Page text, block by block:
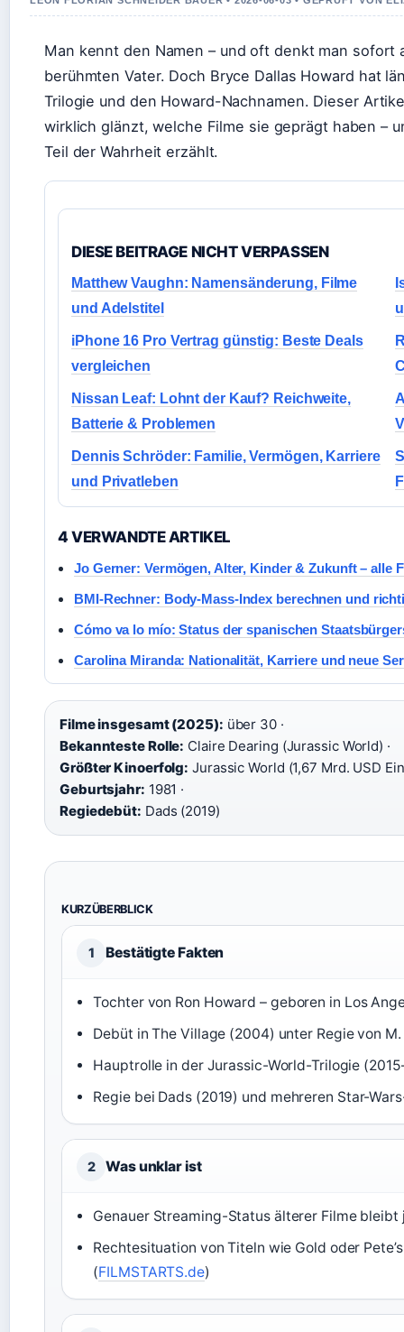
Man kennt den Namen – und oft denkt man sofort
berühmten Vater. Doch Bryce Dallas Howard hat
Trilogie und den Howard-Nachnamen. Dieser
wirklich glänzt, welche Filme sie geprägt haben –
Teil der Wahrheit erzählt.
DIESE BEITRAGE NICHT VERPASSEN
Matthew Vaughn: Namensänderung, Filme
und Adelstitel
iPhone 16 Pro Vertrag günstig: Beste Deals
vergleichen
Nissan Leaf: Lohnt der Kauf? Reichweite,
Batterie & Problemen
Dennis Schröder: Familie, Vermögen, Karriere
und Privatleben
4 VERWANDTE ARTIKEL
Jo Gerner: Vermögen, Alter, Kinder & Zukunft – alle
BMI-Rechner: Body-Mass-Index berechnen und
Cómo va lo mío: Status der spanischen
Carolina Miranda: Nationalität, Karriere und neue
Filme insgesamt (2025): über 30 ·
Bekannteste Rolle: Claire Dearing (Jurassic World) ·
Größter Kinoerfolg: Jurassic World (1,67 Mrd. USD
Geburtsjahr: 1981 ·
Regiedebüt: Dads (2019)
KURZÜBERBLICK
1 Bestätigte Fakten
Tochter von Ron Howard – geboren in Los
Debüt in The Village (2004) unter Regie von
Hauptrolle in der Jurassic-World-Trilogie
Regie bei Dads (2019) und mehreren Star-
2 Was unklar ist
Genauer Streaming-Status älterer Filme bleibt
Rechtesituation von Titeln wie Gold oder
(FILMSTARTS.de)